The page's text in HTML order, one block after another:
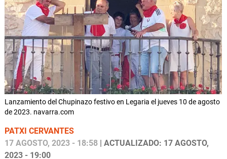
Lanzamiento del Chupinazo festivo en Legaria el jueves 10 de agosto
de 2023. navarra.com
PATXI CERVANTES
17 AGOSTO, 2023 - 18:58 | ACTUALIZADO: 17 AGOSTO,
2023 - 19:00